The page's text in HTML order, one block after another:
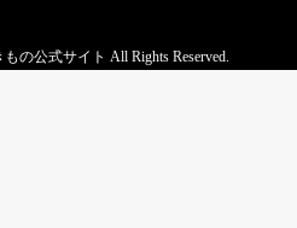
の公式サイト All Rights Reserved.